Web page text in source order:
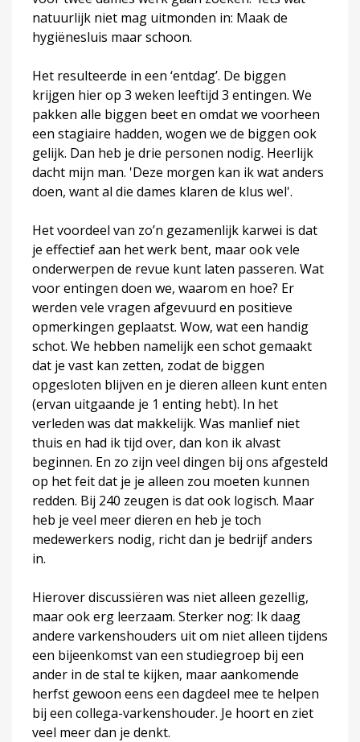
natuurlijk niet mag uitmonden in: Maak de
hygiënesluis maar schoon.
Het resulteerde in een ‘entdag’. De biggen
krijgen hier op 3 weken leeftijd 3 entingen. We
pakken alle biggen beet en omdat we voorheen
een stagiaire hadden, wogen we de biggen ook
gelijk. Dan heb je drie personen nodig. Heerlijk
dacht mijn man. 'Deze morgen kan ik wat anders
doen, want al die dames klaren de klus wel'.
Het voordeel van zo’n gezamenlijk karwei is dat
je effectief aan het werk bent, maar ook vele
onderwerpen de revue kunt laten passeren. Wat
voor entingen doen we, waarom en hoe? Er
werden vele vragen afgevuurd en positieve
opmerkingen geplaatst. Wow, wat een handig
schot. We hebben namelijk een schot gemaakt
dat je vast kan zetten, zodat de biggen
opgesloten blijven en je dieren alleen kunt enten
(ervan uitgaande je 1 enting hebt). In het
verleden was dat makkelijk. Was manlief niet
thuis en had ik tijd over, dan kon ik alvast
beginnen. En zo zijn veel dingen bij ons afgesteld
op het feit dat je je alleen zou moeten kunnen
redden. Bij 240 zeugen is dat ook logisch. Maar
heb je veel meer dieren en heb je toch
medewerkers nodig, richt dan je bedrijf anders
in.
Hierover discussiëren was niet alleen gezellig,
maar ook erg leerzaam. Sterker nog: Ik daag
andere varkenshouders uit om niet alleen tijdens
een bijeenkomst van een studiegroep bij een
ander in de stal te kijken, maar aankomende
herfst gewoon eens een dagdeel mee te helpen
bij een collega-varkenshouder. Je hoort en ziet
veel meer dan je denkt.